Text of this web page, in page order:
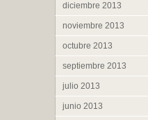
diciembre 2013
noviembre 2013
octubre 2013
septiembre 2013
julio 2013
junio 2013